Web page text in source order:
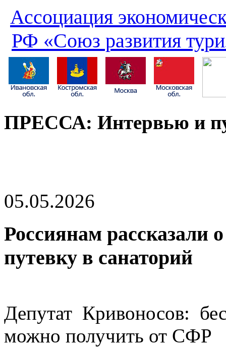
Ассоциация
РФ «Союз развития
ПРЕССА: Интервью и
05.05.2026
Россиянам рассказали
путевку в санаторий
Депутат Кривоносов:
можно получить от СФР